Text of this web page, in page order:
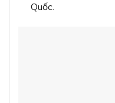
Quốc.